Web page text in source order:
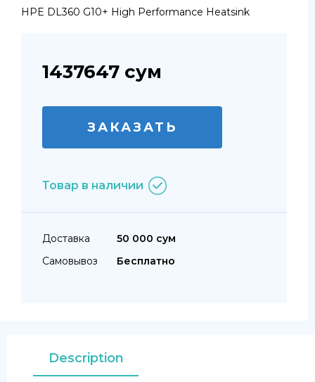
HPE DL360 G10+ High Performance Heatsink
1437647 сум
ЗАКАЗАТЬ
Товар в наличии
Доставка
50 000 сум
Самовывоз
Бесплатно
Description